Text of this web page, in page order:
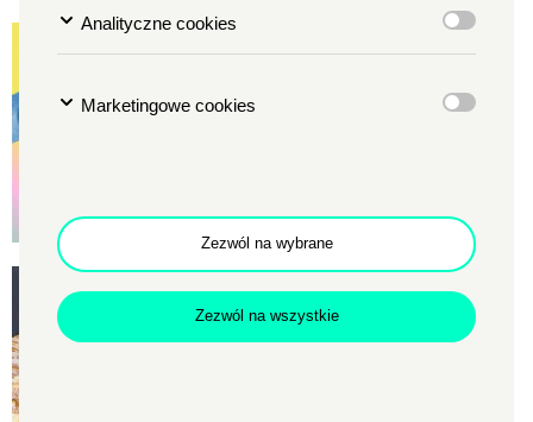
Dwulatka. Szkoła Praktyk
W ramach 4. edycji „Dwulatki.
Kiermasz świętomarciński
...
Analityczne cookies
Marketingowe cookies
Zezwól na wybrane
Zezwól na wszystkie